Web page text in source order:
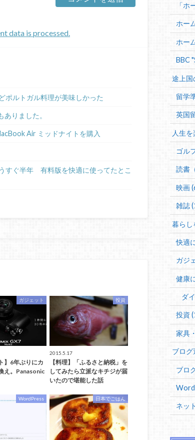
data is processed.
ポルトガル料理が美味しかった
りました。
Air ミッドナイトを購入
すぐ半年 有料版を快適に使ってたとこ
ガジェット
】6年ぶりにカ
え。Panasonic
投資
2015.5.17
【料理】「ふるさと納税」を
してみたら立派なキチジが届
いたので堪能した話
WordPress 日本でごはん
「ホ
ホー
ホー
BBC
途上国
留学
英国
人生
ゴル
読書
映画
雑誌
暮らし
快適
ガジ
健康
ダ
投資
家具
ブログ
ブロ
ネッ